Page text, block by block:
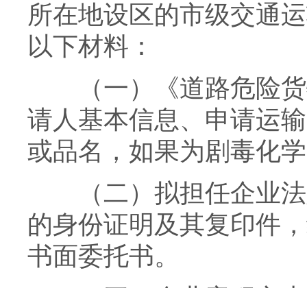
所在地设区的市级交通
以下材料：
（一）《道路危险货
请人基本信息、申请运
或品名，如果为剧毒化
（二）拟担任企业法
的身份证明及其复印件
书面委托书。